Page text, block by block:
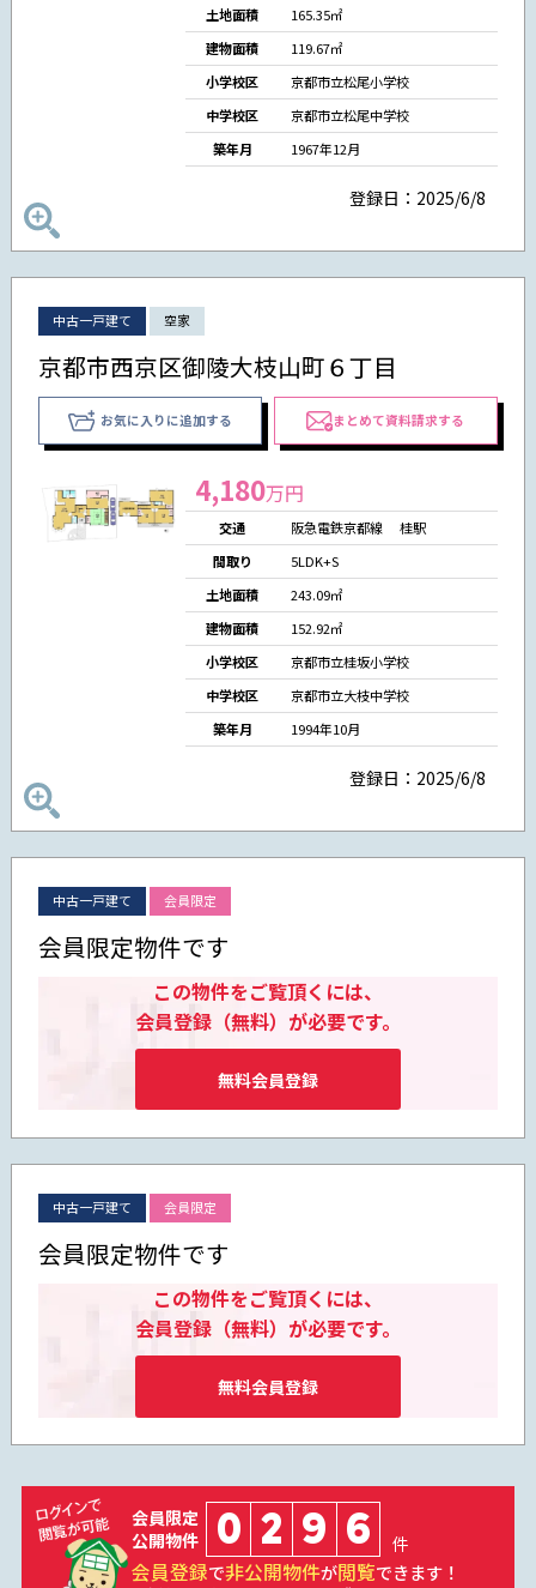
土地面積
165.35㎡
建物面積
119.67㎡
小学校区
京都市立松尾小学校
中学校区
京都市立松尾中学校
築年月
1967年12月
登録日：2025/6/8
中古一戸建て 空家
京都市西京区御陵大枝山町６丁目
お気に入りに追加する まとめて資料請求する
4,180万円
交通
阪急電鉄京都線 桂駅
間取り
5LDK+S
土地面積
243.09㎡
建物面積
152.92㎡
小学校区
京都市立桂坂小学校
中学校区
京都市立大枝中学校
築年月
1994年10月
登録日：2025/6/8
中古一戸建て 会員限定
会員限定物件です
この物件をご覧頂くには、
会員登録（無料）が必要です。
無料会員登録
中古一戸建て 会員限定
会員限定物件です
この物件をご覧頂くには、
会員登録（無料）が必要です。
無料会員登録
会員限定
公開物件
0 2 9 6 件
会員登録で非公開物件が閲覧できます！